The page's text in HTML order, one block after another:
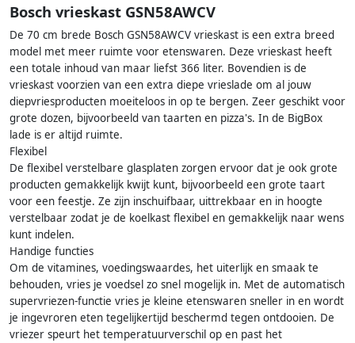
Bosch vrieskast GSN58AWCV
De 70 cm brede Bosch GSN58AWCV vrieskast is een extra breed
model met meer ruimte voor etenswaren. Deze vrieskast heeft
een totale inhoud van maar liefst 366 liter. Bovendien is de
vrieskast voorzien van een extra diepe vrieslade om al jouw
diepvriesproducten moeiteloos in op te bergen. Zeer geschikt voor
grote dozen, bijvoorbeeld van taarten en pizza's. In de BigBox
lade is er altijd ruimte.
Flexibel
De flexibel verstelbare glasplaten zorgen ervoor dat je ook grote
producten gemakkelijk kwijt kunt, bijvoorbeeld een grote taart
voor een feestje. Ze zijn inschuifbaar, uittrekbaar en in hoogte
verstelbaar zodat je de koelkast flexibel en gemakkelijk naar wens
kunt indelen.
Handige functies
Om de vitamines, voedingswaardes, het uiterlijk en smaak te
behouden, vries je voedsel zo snel mogelijk in. Met de automatisch
supervriezen-functie vries je kleine etenswaren sneller in en wordt
je ingevroren eten tegelijkertijd beschermd tegen ontdooien. De
vriezer speurt het temperatuurverschil op en past het